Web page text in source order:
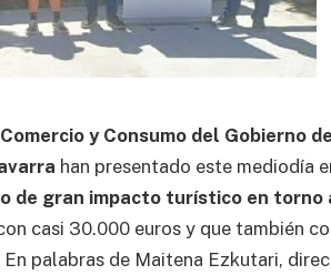
y Consumo del Gobierno
han presentado este mediodía
de gran impacto turístico en torno
casi 30.000 euros y que también
palabras de Maitena Ezkutari,